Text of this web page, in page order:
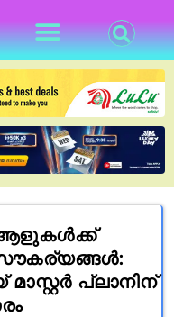
ആളുകൾക്ക്
പ്ലാനിന്